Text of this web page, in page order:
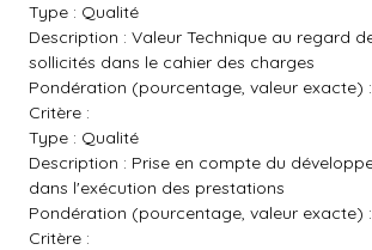
Type : Qualité
Description : Valeur Technique au regard
sollicités dans le cahier des charges
Pondération (pourcentage, valeur exacte)
Critère :
Type : Qualité
Description : Prise en compte du
dans l'exécution des prestations
Pondération (pourcentage, valeur exacte)
Critère :